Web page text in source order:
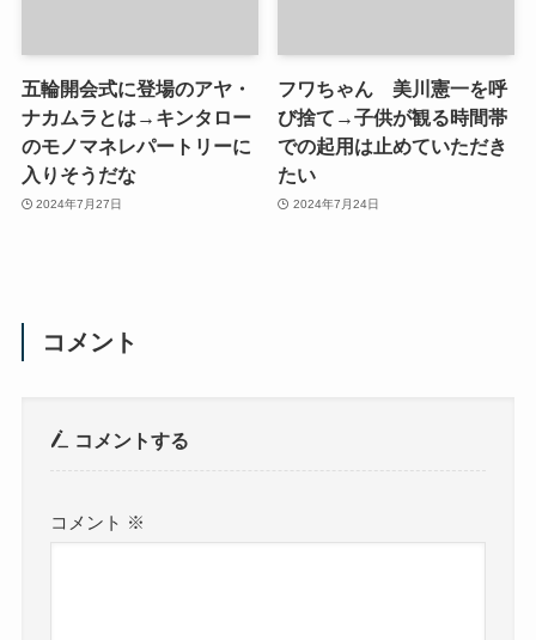
五輪開会式に登場のアヤ・
ナカムラとは→キンタロー
のモノマネレパートリーに
入りそうだな
2024年7月27日
フワちゃん 美川憲一を呼
び捨て→子供が観る時間帯
での起用は止めていただき
たい
2024年7月24日
コメント
コメントする
コメント ※